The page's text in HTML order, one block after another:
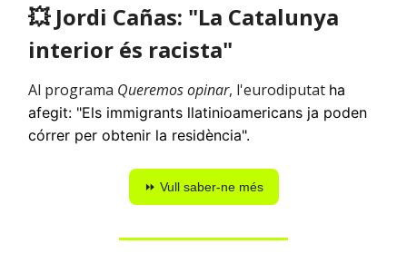
💥Jordi Cañas: "La Catalunya
interior és racista"
Al programa Queremos opinar, l'eurodiputat ha
afegit: "Els immigrants llatinioamericans ja poden
córrer per obtenir la residència".
⏩ Vull saber-ne més